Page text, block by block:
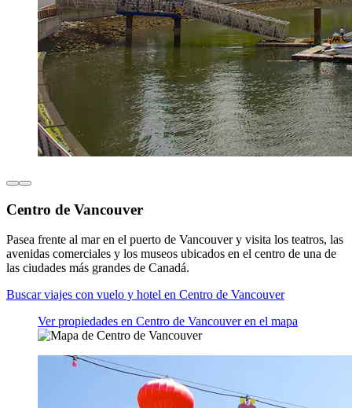
Centro de Vancouver
Pasea frente al mar en el puerto de Vancouver y visita los teatros, las
avenidas comerciales y los museos ubicados en el centro de una de
las ciudades más grandes de Canadá.
Buscar viajes con vuelo y hotel en Centro de Vancouver
Ver propiedades en Centro de Vancouver en el mapa